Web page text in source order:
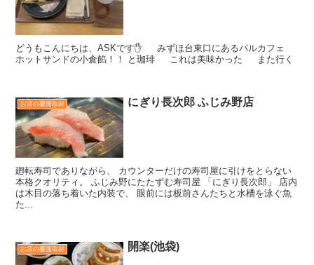
どうもこんにちは、ASKです✋ みずほ台東口にあるパルカフェ
ホットサンドの小倉餡！！ と珈琲 これは美味かった また行く
お店の覆面取材 にぎり長次郎 ふじみ野店
廻転寿司でありながら、 カウンターだけの寿司屋に引けをとらない
本格クオリティ。 ふじみ野にたたずむ寿司屋 「にぎり長次郎」 店内
は木目の落ち着いた内装で、 眼前には板前さんたちと水槽を泳ぐ魚
た...
お店の覆面取材 開楽(池袋)